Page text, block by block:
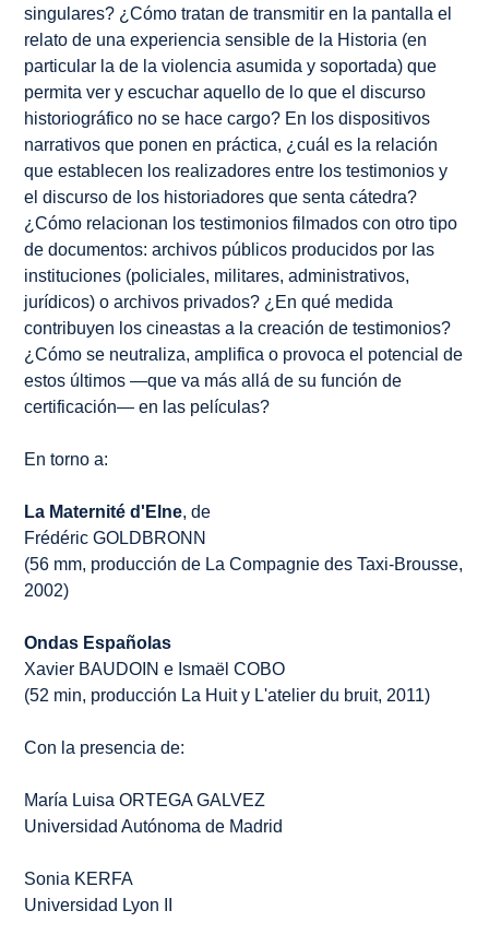
singulares? ¿Cómo tratan de transmitir en la pantalla el
relato de una experiencia sensible de la Historia (en
particular la de la violencia asumida y soportada) que
permita ver y escuchar aquello de lo que el discurso
historiográfico no se hace cargo? En los dispositivos
narrativos que ponen en práctica, ¿cuál es la relación
que establecen los realizadores entre los testimonios y
el discurso de los historiadores que senta cátedra?
¿Cómo relacionan los testimonios filmados con otro tipo
de documentos: archivos públicos producidos por las
instituciones (policiales, militares, administrativos,
jurídicos) o archivos privados? ¿En qué medida
contribuyen los cineastas a la creación de testimonios?
¿Cómo se neutraliza, amplifica o provoca el potencial de
estos últimos —que va más allá de su función de
certificación— en las películas?
En torno a:
La Maternité d'Elne, de
Frédéric GOLDBRONN
(56 mm, producción de La Compagnie des Taxi-Brousse,
2002)
Ondas Españolas
Xavier BAUDOIN e Ismaël COBO
(52 min, producción La Huit y L'atelier du bruit, 2011)
Con la presencia de:
María Luisa ORTEGA GALVEZ
Universidad Autónoma de Madrid
Sonia KERFA
Universidad Lyon II